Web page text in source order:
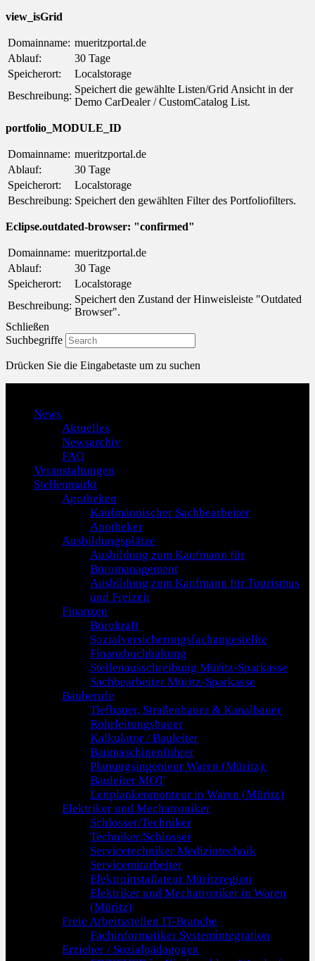
view_isGrid
Domainname: mueritzportal.de
Ablauf:
30 Tage
Speicherort:
Localstorage
Beschreibung:
Speichert die gewählte Listen/Grid Ansicht in der
Demo CarDealer / CustomCatalog List.
portfolio_MODULE_ID
Domainname: mueritzportal.de
Ablauf:
30 Tage
Speicherort:
Localstorage
Beschreibung: Speichert den gewählten Filter des Portfoliofilters.
Eclipse.outdated-browser: "confirmed"
Domainname: mueritzportal.de
Ablauf:
30 Tage
Speicherort:
Localstorage
Beschreibung:
Speichert den Zustand der Hinweisleiste "Outdated
Browser".
Schließen
Suchbegriffe
Drücken Sie die Eingabetaste um zu suchen
News
Aktuelles
Newsarchiv
FAQ
Veranstaltungen
Stellenmarkt
Apotheken
Kaufmännischer Sachbearbeiter
Apotheker
Ausbildungsplätze
Ausbildung zum Kaufmann für
Büromanagement
Ausbildung zum Kaufmann für Tourismus
und Freizeit
Finanzen
Bürokraft
Sozialversicherungsfachangestellte
Finanzbuchhaltung
Stellenausschreibung Müritz-Sparkasse
Sachbearbeiter Müritz-Sparkasse
Bauberufe
Tiefbauer, Straßenbauer & Kanalbauer
Rohrleitungsbauer
Kalkulator / Bauleiter
Baumaschinenführer
Planungsingenieur Waren (Müritz):
Bauleiter MOT
Leitplankenmonteur in Waren (Müritz)
Elektriker und Mechatroniker
Schlosser/Techniker
Techniker/Schlosser
Servicetechniker Medizintechnik
Servicemitarbeiter
Elektroinstallateur Müritzregion
Elektriker und Mechatroniker in Waren
(Müritz)
Freie Arbeitsstellen IT-Branche
Fachinformatiker Systemintegration
Erzieher / Sozialpädagogen